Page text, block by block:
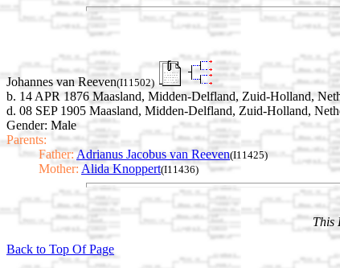
Johannes van Reeven(I11502)
b. 14 APR 1876 Maasland, Midden-Delfland, Zuid-Holland,
d. 08 SEP 1905 Maasland, Midden-Delfland, Zuid-Holland,
Gender: Male
Parents:
Father:Adrianus Jacobus van Reeven(I11425)
Mother: Alida Knoppert(I11436)
This
Back to Top Of Page